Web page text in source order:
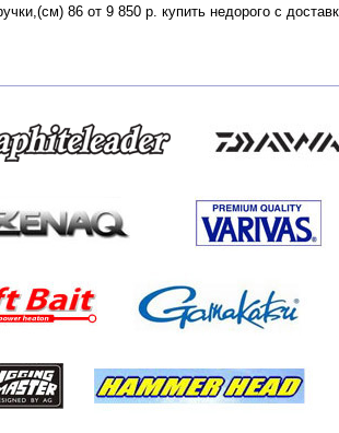
86 от 9 850 р. купить недорого с